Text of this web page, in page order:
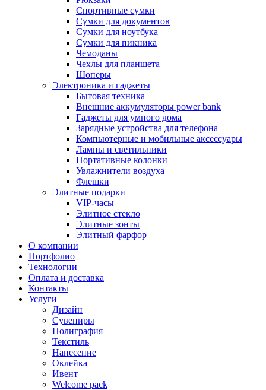
Спортивные сумки
Сумки для документов
Сумки для ноутбука
Сумки для пикника
Чемоданы
Чехлы для планшета
Шоперы
Электроника и гаджеты
Бытовая техника
Внешние аккумуляторы power bank
Гаджеты для умного дома
Зарядные устройства для телефона
Компьютерные и мобильные аксессуары
Лампы и светильники
Портативные колонки
Увлажнители воздуха
Флешки
Элитные подарки
VIP-часы
Элитное стекло
Элитные зонты
Элитный фарфор
О компании
Портфолио
Технологии
Оплата и доставка
Контакты
Услуги
Дизайн
Сувениры
Полиграфия
Текстиль
Нанесение
Оклейка
Ивент
Welcome pack